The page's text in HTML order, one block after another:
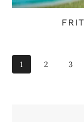
Navigazione
1 2 3